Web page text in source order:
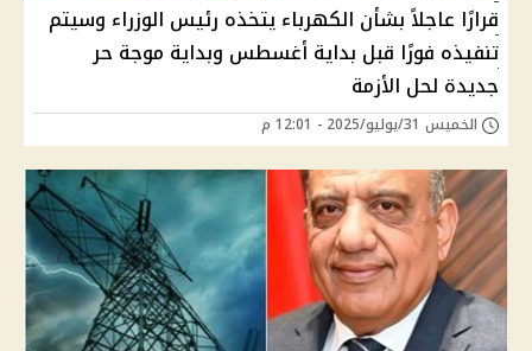
قرارًا عاجلاً بشأن الكهرباء يتخذه رئيس الوزراء وسيتم
تنفيذه فورًا قبل بداية أغسطس وبداية موجة حر
جديدة لحل الأزمة
الخميس 31/يوليو/2025 - 12:01 م